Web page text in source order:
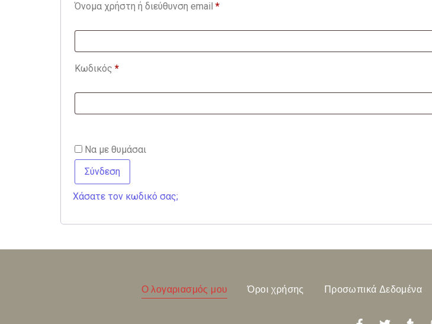
Όνομα χρήστη ή διεύθυνση email *
Κωδικός *
Να με θυμάσαι
Σύνδεση
Χάσατε τον κωδικό σας;
Ο λογαριασμός μου Όροι χρήσης Προσωπικά Δεδομένα